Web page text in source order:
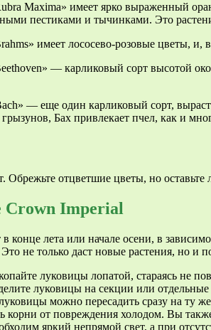
Maxima» имеет ярко выраженный
пестиками и тычинками. Это
имеет лососево-розовые цветы,
— карликовый сорт высотой
— еще один карликовый сорт,
Бах привлекает пчел, как и
Обрежьте отцветшие цветы, но
Crown Imperial
конце лета или начале осени, в
не только даст новые растения, но и
луковицы лопатой, стараясь не
луковицы на секции или
можно пересадить сразу на ту
корни от повреждения холодом. Вы
яркий непрямой свет, а при